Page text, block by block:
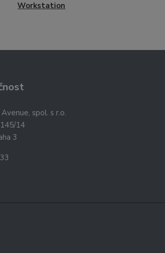
Workstation
spol. s r.o.
14
3